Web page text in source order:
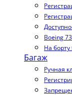
Boeing
На борту
Багаж
Ручная